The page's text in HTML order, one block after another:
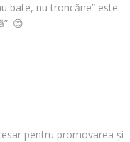
bate, nu troncăne” este
😊
pentru promovarea și